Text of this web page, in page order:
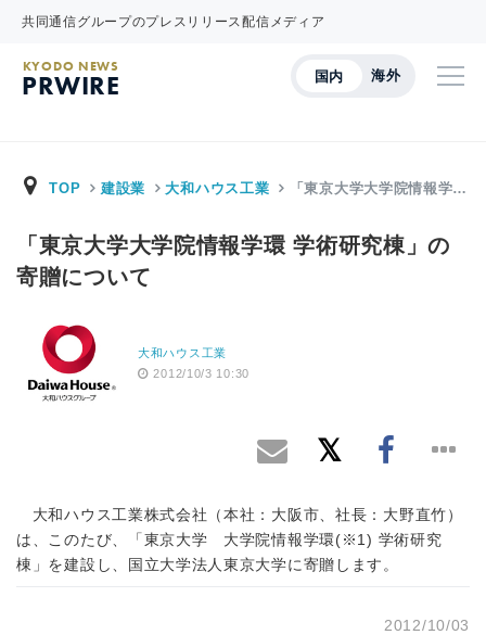
共同通信グループのプレスリリース配信メディア
国内 海外
KYODO NEWS
PRWIRE
TOP 建設業 大和ハウス工業 「東京大学大学院情報学…
「東京大学大学院情報学環 学術研究棟」の
寄贈について
大和ハウス工業
2012/10/3 10:30
大和ハウス工業株式会社（本社：大阪市、社長：大野直竹）
は、このたび、「東京大学 大学院情報学環(※1) 学術研究
棟」を建設し、国立大学法人東京大学に寄贈します。
2012/10/03